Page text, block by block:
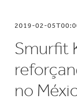
Recursos de
Blog
2019-02-
Smurfit
no